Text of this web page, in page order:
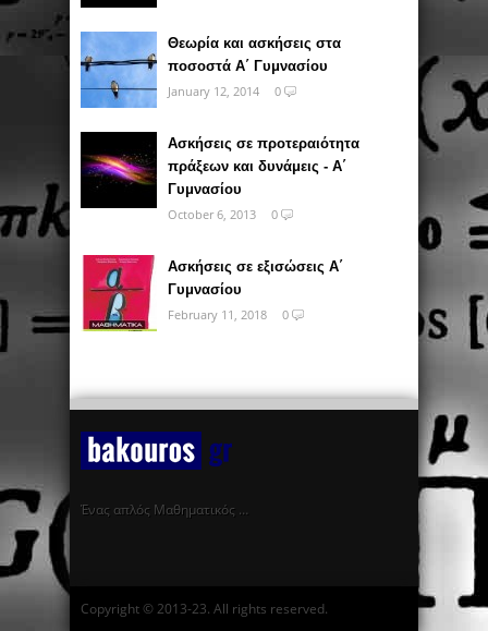
Θεωρία και ασκήσεις στα
ποσοστά Α΄ Γυμνασίου
January 12, 2014
0
Ασκήσεις σε προτεραιότητα
πράξεων και δυνάμεις - Α΄
Γυμνασίου
October 6, 2013
0
Ασκήσεις σε εξισώσεις Α΄
Γυμνασίου
February 11, 2018
0
Ένας απλός Μαθηματικός …
Copyright © 2013-23. All rights reserved.